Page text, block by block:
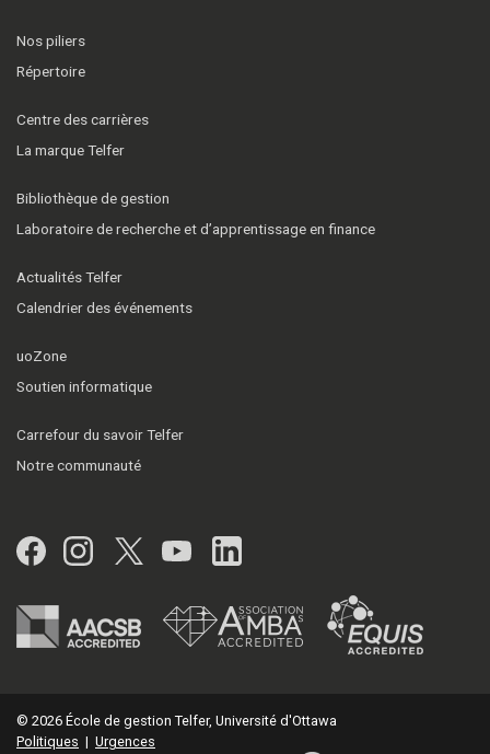
Nos piliers
Répertoire
Centre des carrières
La marque Telfer
Bibliothèque de gestion
Laboratoire de recherche et d’apprentissage en finance
Actualités Telfer
Calendrier des événements
uoZone
Soutien informatique
Carrefour du savoir Telfer
Notre communauté
Facebook
Instagram
Twitter
YouTubeLinkedIn
© 2026 École de gestion Telfer, Université d'Ottawa
Politiques | Urgences